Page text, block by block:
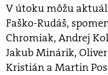
V útoku môžu
Faško-Rudáš,
Chromiak, Andrej
Jakub Minárik,
Kristián a Martin